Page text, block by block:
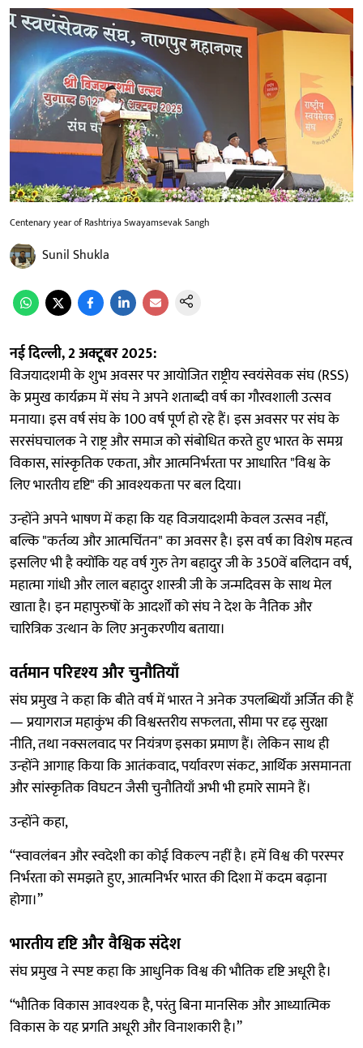
Centenary year of Rashtriya Swayamsevak Sangh
Sunil Shukla
नई दिल्ली, 2 अक्टूबर 2025:
विजयादशमी के शुभ अवसर पर आयोजित राष्ट्रीय स्वयंसेवक संघ (RSS)
के प्रमुख कार्यक्रम में संघ ने अपने शताब्दी वर्ष का गौरवशाली उत्सव
मनाया। इस वर्ष संघ के 100 वर्ष पूर्ण हो रहे हैं। इस अवसर पर संघ के
सरसंघचालक ने राष्ट्र और समाज को संबोधित करते हुए भारत के समग्र
विकास, सांस्कृतिक एकता, और आत्मनिर्भरता पर आधारित "विश्व के
लिए भारतीय दृष्टि" की आवश्यकता पर बल दिया।
उन्होंने अपने भाषण में कहा कि यह विजयादशमी केवल उत्सव नहीं,
बल्कि "कर्तव्य और आत्मचिंतन" का अवसर है। इस वर्ष का विशेष महत्व
इसलिए भी है क्योंकि यह वर्ष गुरु तेग बहादुर जी के 350वें बलिदान वर्ष,
महात्मा गांधी और लाल बहादुर शास्त्री जी के जन्मदिवस के साथ मेल
खाता है। इन महापुरुषों के आदर्शों को संघ ने देश के नैतिक और
चारित्रिक उत्थान के लिए अनुकरणीय बताया।
वर्तमान परिदृश्य और चुनौतियाँ
संघ प्रमुख ने कहा कि बीते वर्ष में भारत ने अनेक उपलब्धियाँ अर्जित की हैं
— प्रयागराज महाकुंभ की विश्वस्तरीय सफलता, सीमा पर दृढ़ सुरक्षा
नीति, तथा नक्सलवाद पर नियंत्रण इसका प्रमाण हैं। लेकिन साथ ही
उन्होंने आगाह किया कि आतंकवाद, पर्यावरण संकट, आर्थिक असमानता
और सांस्कृतिक विघटन जैसी चुनौतियाँ अभी भी हमारे सामने हैं।
उन्होंने कहा,
“स्वावलंबन और स्वदेशी का कोई विकल्प नहीं है। हमें विश्व की परस्पर
निर्भरता को समझते हुए, आत्मनिर्भर भारत की दिशा में कदम बढ़ाना
होगा।”
भारतीय दृष्टि और वैश्विक संदेश
संघ प्रमुख ने स्पष्ट कहा कि आधुनिक विश्व की भौतिक दृष्टि अधूरी है।
“भौतिक विकास आवश्यक है, परंतु बिना मानसिक और आध्यात्मिक
विकास के यह प्रगति अधूरी और विनाशकारी है।”